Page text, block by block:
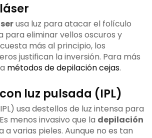
usa luz para atacar el folículo
para eliminar vellos oscuros y
más al principio, los
justifican la inversión. Para más
métodos de depilación cejas.
luz pulsada (IPL)
usa destellos de luz intensa para
menos invasivo que la depilación
a varias pieles. Aunque no es tan